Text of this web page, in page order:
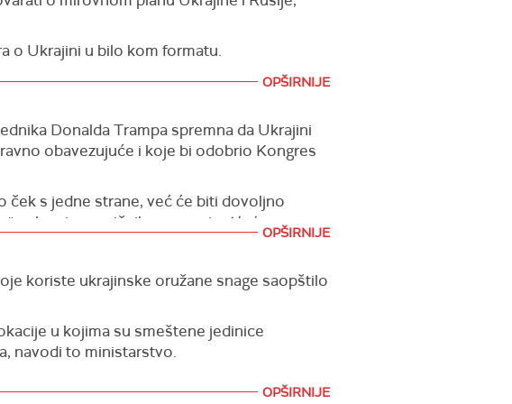
sve, akcija nije ništa".
o Ukrajini u bilo kom formatu.
OPŠIRNIJE
Donalda Trampa spremna da Ukrajini
obavezujuće i koje bi odobrio Kongres
ček s jedne strane, već će biti dovoljno
rekao je zvaničnik, preneo je
Aksios.
OPŠIRNIJE
koriste ukrajinske oružane snage saopštilo
u kojima su smeštene jedinice
navodi to ministarstvo.
OPŠIRNIJE